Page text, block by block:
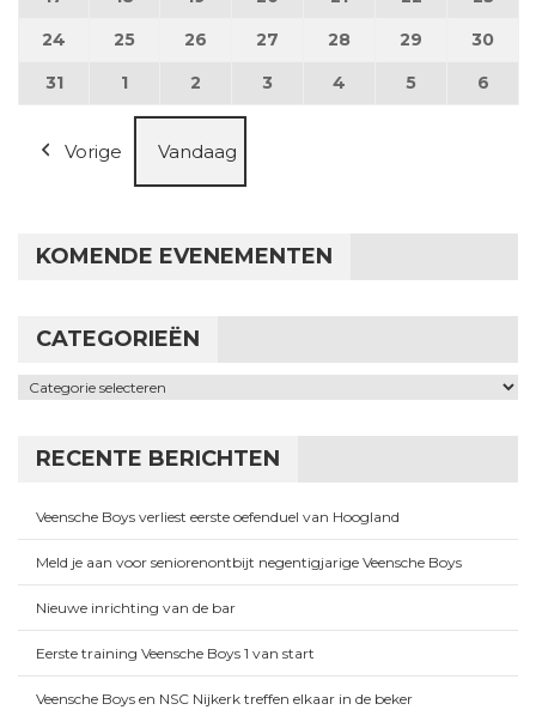
24 24 augustus 2026
25 25 augustus 2026
26 26 augustus 2026
27 27 augustus 2026
28 28 augustus 2026
29 29 30
3131 augustus 2026
1 1 september 2026
2 2 september 2026
3 3 september 2026
4 4 september 2026
5 5 6
Vorige Vandaag
KOMENDE EVENEMENTEN
CATEGORIEËN
Categorieën
RECENTE BERICHTEN
Veensche Boys verliest eerste oefenduel van Hoogland
Meld je aan voor seniorenontbijt negentigjarige Veensche Boys
Nieuwe inrichting van de bar
Eerste training Veensche Boys 1 van start
Veensche Boys en NSC Nijkerk treffen elkaar in de beker